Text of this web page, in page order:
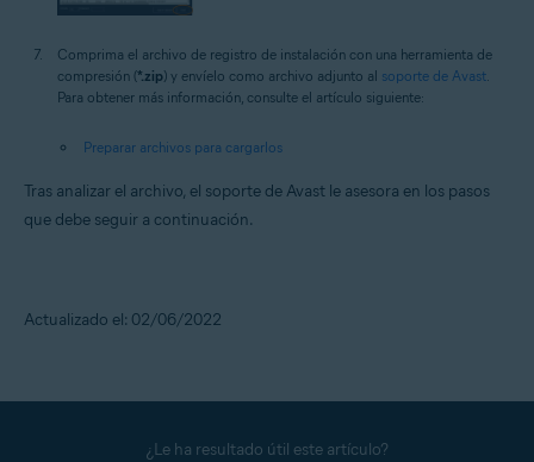
Comprima el archivo de registro de instalación con una herramienta de
compresión (*.zip) y envíelo como archivo adjunto al soporte de Avast.
Para obtener más información, consulte el artículo siguiente:
Preparar archivos para cargarlos
Tras analizar el archivo, el soporte de Avast le asesora en los pasos
que debe seguir a continuación.
Actualizado el: 02/06/2022
¿Le ha resultado útil este artículo?